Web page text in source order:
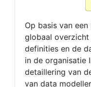
Op basis van
globaal overzicht
definities en de
in de organisatie
detaillering van
van data